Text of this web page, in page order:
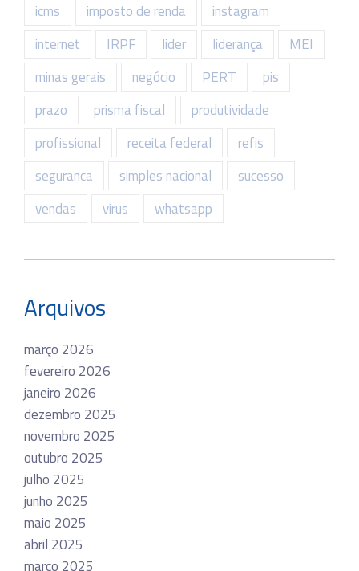
icms
imposto de renda
instagram
internet
IRPF lider liderança
MEI
minas gerais
negócio PERT
pis
prazo
prisma fiscal
produtividade
profissional
receita federal
refis
seguranca
simples nacional
sucesso
vendas
virus whatsapp
Arquivos
março 2026
fevereiro 2026
janeiro 2026
dezembro 2025
novembro 2025
outubro 2025
julho 2025
junho 2025
maio 2025
abril 2025
março 2025